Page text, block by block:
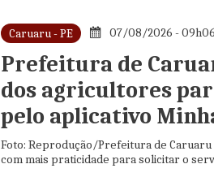
Caruaru - PE 07/08/2026 - 09h06
Prefeitura de
dos agricultores
pelo aplicativo
Foto: Reprodução/Prefeitura de
com mais praticidade para solicitar o